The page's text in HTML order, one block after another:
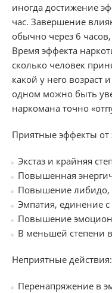
иногда достижение
час. Завершение
обычно через 6
Время эффекта
сколько человек
какой у него возраст
одном можно быть
наркомана точно
Приятные эффекты от
Экстаз и крайняя
Повышенная
Повышение либидо,
Эмпатия, единение
Повышение
В меньшей степени
Неприятные действия:
Перенапряжение в